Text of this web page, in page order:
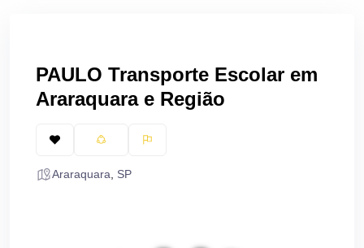
PAULO Transporte Escolar em
Araraquara e Região
Araraquara SP